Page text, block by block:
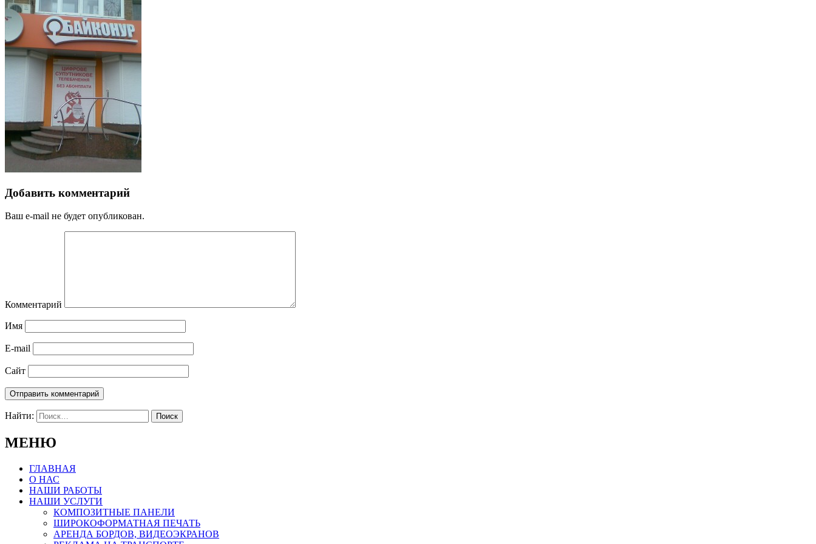
Добавить комментарий
Ваш e-mail не будет опубликован.
Комментарий
Имя
E-mail
Сайт
Найти:
МЕНЮ
ГЛАВНАЯ
О НАС
НАШИ РАБОТЫ
НАШИ УСЛУГИ
КОМПОЗИТНЫЕ ПАНЕЛИ
ШИРОКОФОРМАТНАЯ ПЕЧАТЬ
АРЕНДА БОРДОВ, ВИДЕОЭКРАНОВ